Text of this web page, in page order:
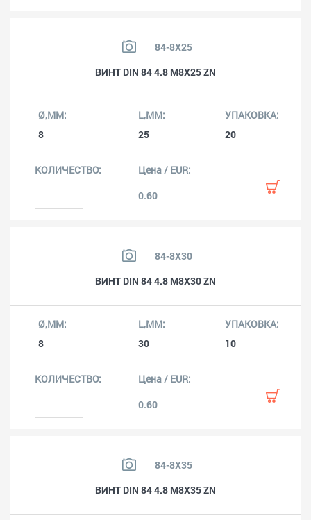
84-8X25
ВИНТ DIN 84 4.8 M8X25 ZN
8 25 20
0.60
84-8X30
ВИНТ DIN 84 4.8 M8X30 ZN
8 30 10
0.60
84-8X35
ВИНТ DIN 84 4.8 M8X35 ZN